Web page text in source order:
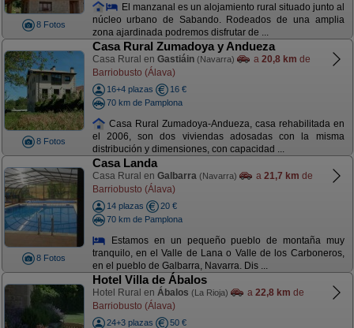
8 Fotos
El manzanal es un alojamiento rural situado junto al
núcleo urbano de Sabando. Rodeados de una amplia
zona ajardinada podremos disfrutar de ...
8 Fotos
Casa Rural Zumadoya y Andueza
Casa Rural en Gastiáin (Navarra) a 20,8 km de
Barriobusto (Álava)
16+4 plazas
16 €
70 km de Pamplona
Casa Rural Zumadoya-Andueza, casa rehabilitada en
el 2006, son dos viviendas adosadas con la misma
distribución y dimensiones, con capacidad ...
8 Fotos
Casa Landa
Casa Rural en Galbarra (Navarra) a 21,7 km de
Barriobusto (Álava)
14 plazas
20 €
70 km de Pamplona
Estamos en un pequeño pueblo de montaña muy
tranquilo, en el Valle de Lana o Valle de los Carboneros,
en el pueblo de Galbarra, Navarra. Dis ...
Hotel Villa de Ábalos
Hotel Rural en Ábalos (La Rioja) a 22,8 km de
Barriobusto (Álava)
24+3 plazas
50 €